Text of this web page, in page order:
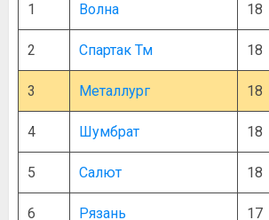
1 Волна 18
2 Спартак Тм 18
3 Металлург 18
4 Шумбрат 18
5 Салют 18
6 Рязань 17